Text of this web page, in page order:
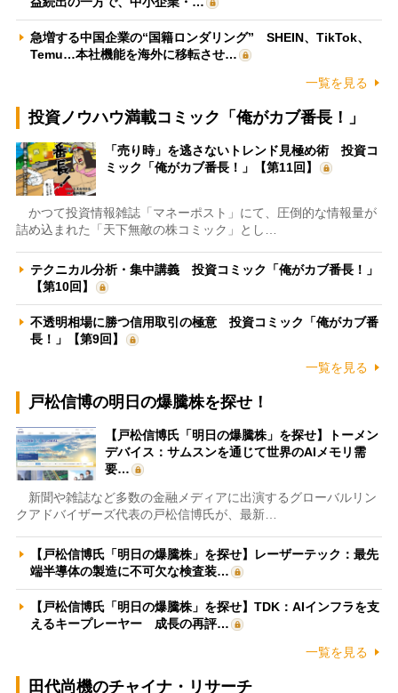
急増する中国企業の“国籍ロンダリング” SHEIN、TikTok、
Temu…本社機能を海外に移転させ…
一覧を見る
投資ノウハウ満載コミック「俺がカブ番長！」
「売り時」を逃さないトレンド見極め術 投資コ
ミック「俺がカブ番長！」【第11回】
かつて投資情報雑誌「マネーポスト」にて、圧倒的な情報量が
詰め込まれた「天下無敵の株コミック」とし…
テクニカル分析・集中講義 投資コミック「俺がカブ番長！」
【第10回】
不透明相場に勝つ信用取引の極意 投資コミック「俺がカブ番
長！」【第9回】
一覧を見る
戸松信博の明日の爆騰株を探せ！
【戸松信博氏「明日の爆騰株」を探せ】トーメン
デバイス：サムスンを通じて世界のAIメモリ需
要…
新聞や雑誌など多数の金融メディアに出演するグローバルリン
クアドバイザーズ代表の戸松信博氏が、最新…
【戸松信博氏「明日の爆騰株」を探せ】レーザーテック：最先
端半導体の製造に不可欠な検査装…
【戸松信博氏「明日の爆騰株」を探せ】TDK：AIインフラを支
えるキープレーヤー 成長の再評…
一覧を見る
田代尚機のチャイナ・リサーチ